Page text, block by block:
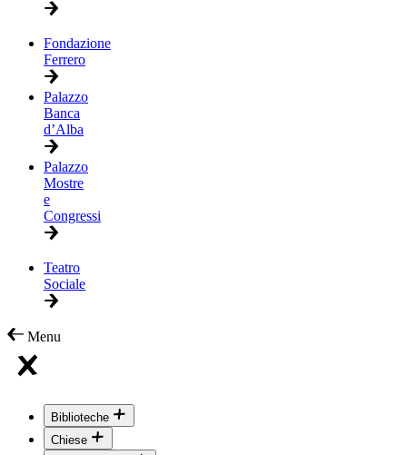
Fondazione
Ferrero
Palazzo
Banca
d’Alba
Palazzo
Mostre
e
Congressi
Teatro
Sociale
Menu
Biblioteche
Chiese